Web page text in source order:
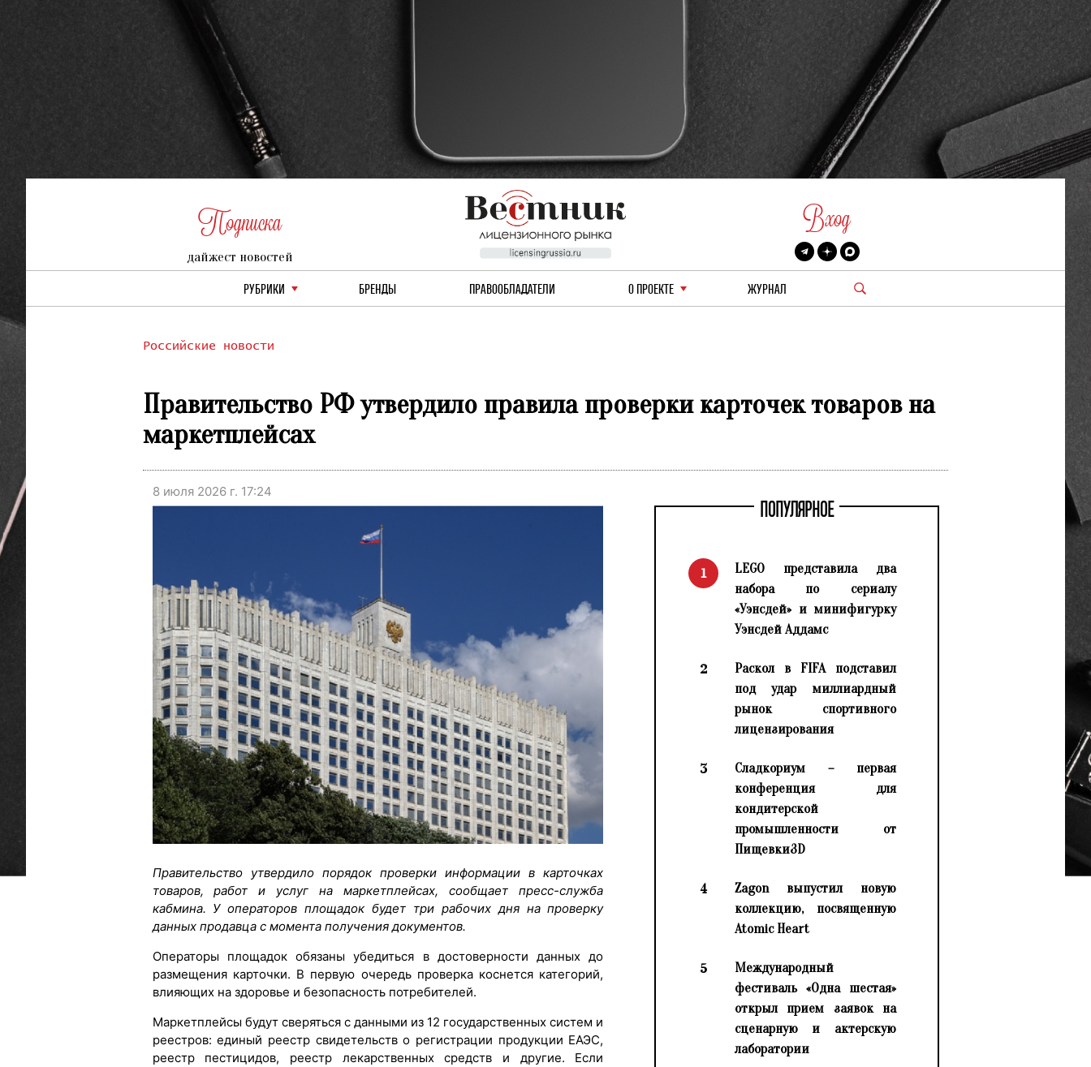
Подписка
дайжест новостей
Вход
РУБРИКИ БРЕНДЫ ПРАВООБЛАДАТЕЛИ О ПРОЕКТЕ ЖУРНАЛ
Российские новости
Правительство РФ утвердило правила проверки карточек товаров на
маркетплейсах
8 июля 2026 г. 17:24
Правительство утвердило порядок проверки информации в карточках
товаров, работ и услуг на маркетплейсах, сообщает пресс-служба
кабмина. У операторов площадок будет три рабочих дня на проверку
данных продавца с момента получения документов.
Операторы площадок обязаны убедиться в достоверности данных до
размещения карточки. В первую очередь проверка коснется категорий,
влияющих на здоровье и безопасность потребителей.
Маркетплейсы будут сверяться с данными из 12 государственных систем и
реестров: единый реестр свидетельств о регистрации продукции ЕАЭС,
реестр пестицидов, реестр лекарственных средств и другие. Если
ПОПУЛЯРНОЕ
1
LEGO представила два
набора по сериалу
«Уэнсдей» и минифигурку
Уэнсдей Аддамс
2
Раскол в FIFA подставил
под удар миллиардный
рынок спортивного
лицензирования
3
Сладкориум – первая
конференция для
кондитерской
промышленности от
Пищевки3D
4
Zagon выпустил новую
коллекцию, посвященную
Atomic Heart
5
Международный
фестиваль «Одна шестая»
открыл прием заявок на
сценарную и актерскую
лаборатории